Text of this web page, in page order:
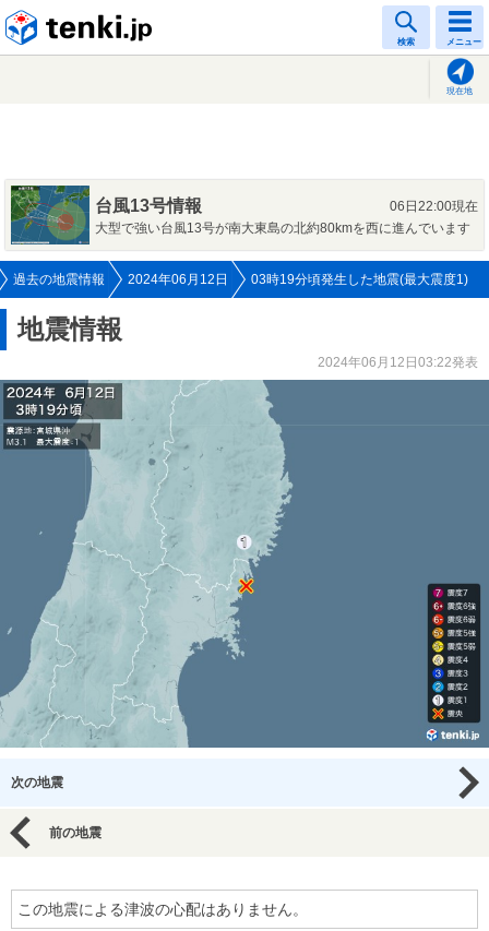
検索 メニュー
現在地
台風13号情報
06日22:00現在
大型で強い台風13号が南大東島の北約80kmを西に進んでいます
過去の地震情報 2024年06月12日 03時19分頃発生した地震(最大震度1)
地震情報
2024年06月12日03:22発表
次の地震
前の地震
この地震による津波の心配はありません。